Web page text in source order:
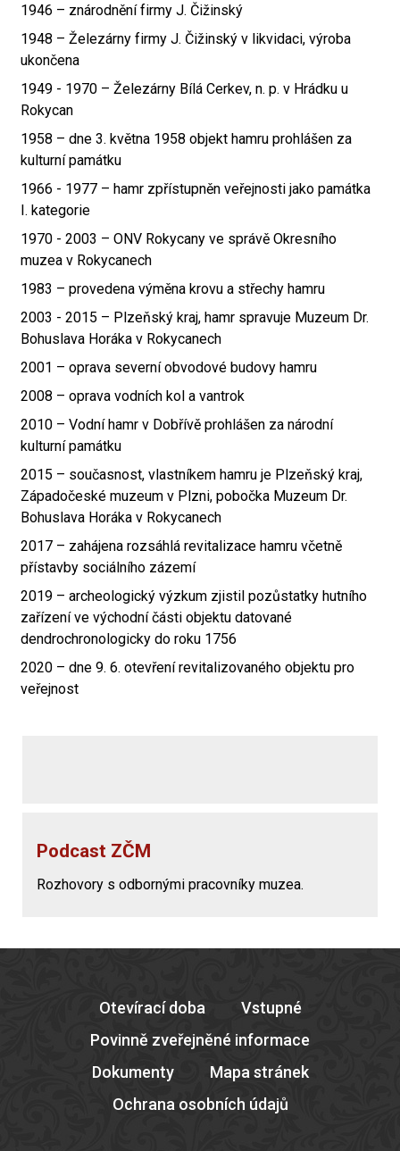
1946 – znárodnění firmy J. Čižinský
1948 – Železárny firmy J. Čižinský v likvidaci, výroba
ukončena
1949 - 1970 – Železárny Bílá Cerkev, n. p. v Hrádku u
Rokycan
1958 – dne 3. května 1958 objekt hamru prohlášen za
kulturní památku
1966 - 1977 – hamr zpřístupněn veřejnosti jako památka
I. kategorie
1970 - 2003 – ONV Rokycany ve správě Okresního
muzea v Rokycanech
1983 – provedena výměna krovu a střechy hamru
2003 - 2015 – Plzeňský kraj, hamr spravuje Muzeum Dr.
Bohuslava Horáka v Rokycanech
2001 – oprava severní obvodové budovy hamru
2008 – oprava vodních kol a vantrok
2010 – Vodní hamr v Dobřívě prohlášen za národní
kulturní památku
2015 – současnost, vlastníkem hamru je Plzeňský kraj,
Západočeské muzeum v Plzni, pobočka Muzeum Dr.
Bohuslava Horáka v Rokycanech
2017 – zahájena rozsáhlá revitalizace hamru včetně
přístavby sociálního zázemí
2019 – archeologický výzkum zjistil pozůstatky hutního
zařízení ve východní části objektu datované
dendrochronologicky do roku 1756
2020 – dne 9. 6. otevření revitalizovaného objektu pro
veřejnost
Podcast ZČM
Rozhovory s odbornými pracovníky muzea.
Otevírací doba
Vstupné
Povinně zveřejněné informace
Dokumenty
Mapa stránek
Ochrana osobních údajů